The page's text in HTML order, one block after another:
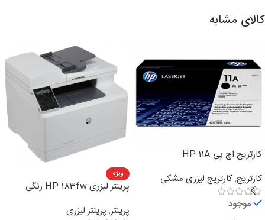
کالای مشابه
کارتریج اچ پی HP 11A
کارتریج,کارتریج لیزری مشکی
موجود
ویژه
پرینتر لیزری HP 183fw رنگی
پرینتر, پرینتر لیزری